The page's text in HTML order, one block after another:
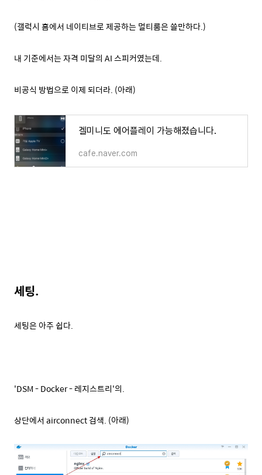
(갤럭시 홈에서 네이티브로 제공하는 멀티룸은 쓸만하다.)
내 기준에서는 자격 미달의 AI 스피커였는데.
비공식 방법으로 이제 되더라. (아래)
겔미니도 에어플레이 가능해졌습니다.
cafe.naver.com
세팅.
세팅은 아주 쉽다.
'DSM - Docker - 레지스트리'의.
상단에서 airconnect 검색. (아래)